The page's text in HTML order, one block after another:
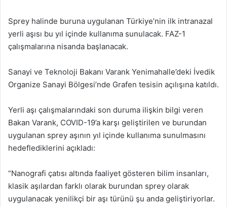
Sprey halinde buruna uygulanan Türkiye’nin ilk intranazal
yerli aşısı bu yıl içinde kullanıma sunulacak. FAZ-1
çalışmalarına nisanda başlanacak.
Sanayi ve Teknoloji Bakanı Varank Yenimahalle’deki İvedik
Organize Sanayi Bölgesi’nde Grafen tesisin açılışına katıldı.
Yerli aşı çalışmalarındaki son duruma ilişkin bilgi veren
Bakan Varank, COVID-19’a karşı geliştirilen ve burundan
uygulanan sprey aşının yıl içinde kullanıma sunulmasını
hedeflediklerini açıkladı:
“Nanografi çatısı altında faaliyet gösteren bilim insanları,
klasik aşılardan farklı olarak burundan sprey olarak
uygulanacak yenilikçi bir aşı türünü şu anda geliştiriyorlar.